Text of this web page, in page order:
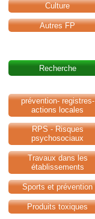
Culture
Autres FP
Recherche
prévention- registres-
actions locales
RPS - Risques
psychosociaux
Travaux dans les
établissements
Sports et prévention
Produits toxiques